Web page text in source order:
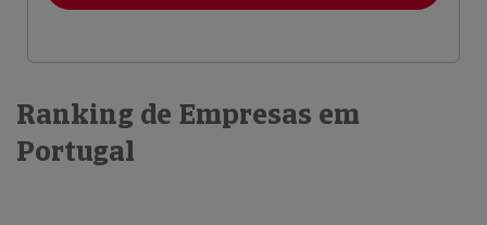
Ranking de Empresas em
Portugal